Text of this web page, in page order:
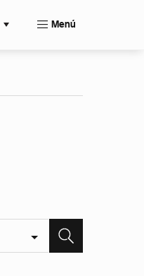
Menú